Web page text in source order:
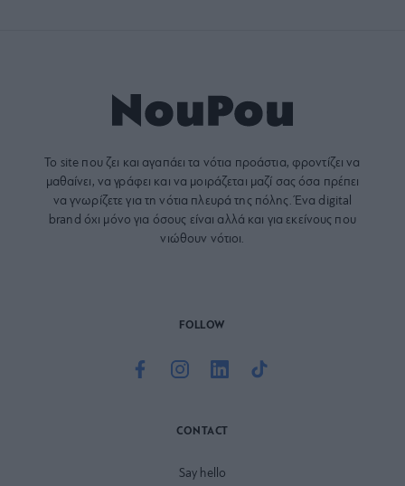
Το site που ζει και αγαπάει τα νότια προάστια, φροντίζει να
μαθαίνει, να γράφει και να μοιράζεται μαζί σας όσα πρέπει
να γνωρίζετε για τη νότια πλευρά της πόλης. Ένα digital
brand όχι μόνο για όσους είναι αλλά και για εκείνους που
νιώθουν νότιοι.
FOLLOW
CONTACT
Say hello